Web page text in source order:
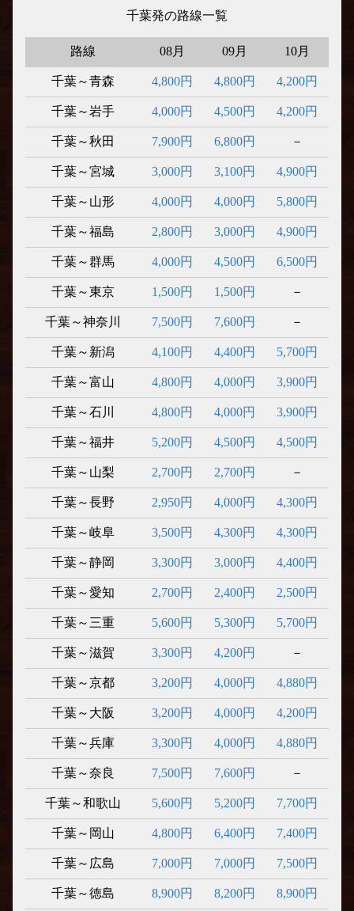
千葉発の路線一覧
路線 08月 09月 10月
千葉～青森 4,800円 4,800円 4,200円
千葉～岩手 4,000円 4,500円 4,200円
千葉～秋田 7,900円 6,800円 －
千葉～宮城 3,000円 3,100円 4,900円
千葉～山形 4,000円 4,000円 5,800円
千葉～福島 2,800円 3,000円 4,900円
千葉～群馬 4,000円 4,500円 6,500円
千葉～東京 1,500円 1,500円 －
千葉～神奈川 7,500円 7,600円 －
千葉～新潟 4,100円 4,400円 5,700円
千葉～富山 4,800円 4,000円 3,900円
千葉～石川 4,800円 4,000円 3,900円
千葉～福井 5,200円 4,500円 4,500円
千葉～山梨 2,700円 2,700円 －
千葉～長野 2,950円 4,000円 4,300円
千葉～岐阜 3,500円 4,300円 4,300円
千葉～静岡 3,300円 3,000円 4,400円
千葉～愛知 2,700円 2,400円 2,500円
千葉～三重 5,600円 5,300円 5,700円
千葉～滋賀 3,300円 4,200円 －
千葉～京都 3,200円 4,000円 4,880円
千葉～大阪 3,200円 4,000円 4,200円
千葉～兵庫 3,300円 4,000円 4,880円
千葉～奈良 7,500円 7,600円 －
千葉～和歌山 5,600円 5,200円 7,700円
千葉～岡山 4,800円 6,400円 7,400円
千葉～広島 7,000円 7,000円 7,500円
千葉～徳島 8,900円 8,200円 8,900円